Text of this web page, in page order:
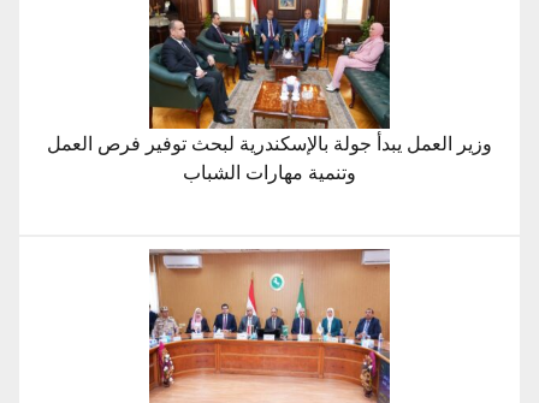
وزير العمل يبدأ جولة بالإسكندرية لبحث توفير فرص العمل
وتنمية مهارات الشباب